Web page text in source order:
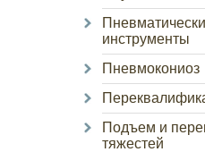
инструменты
Пневмокониоз
Подъем и
тяжестей